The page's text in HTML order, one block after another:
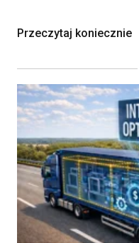
Przeczytaj koniecznie